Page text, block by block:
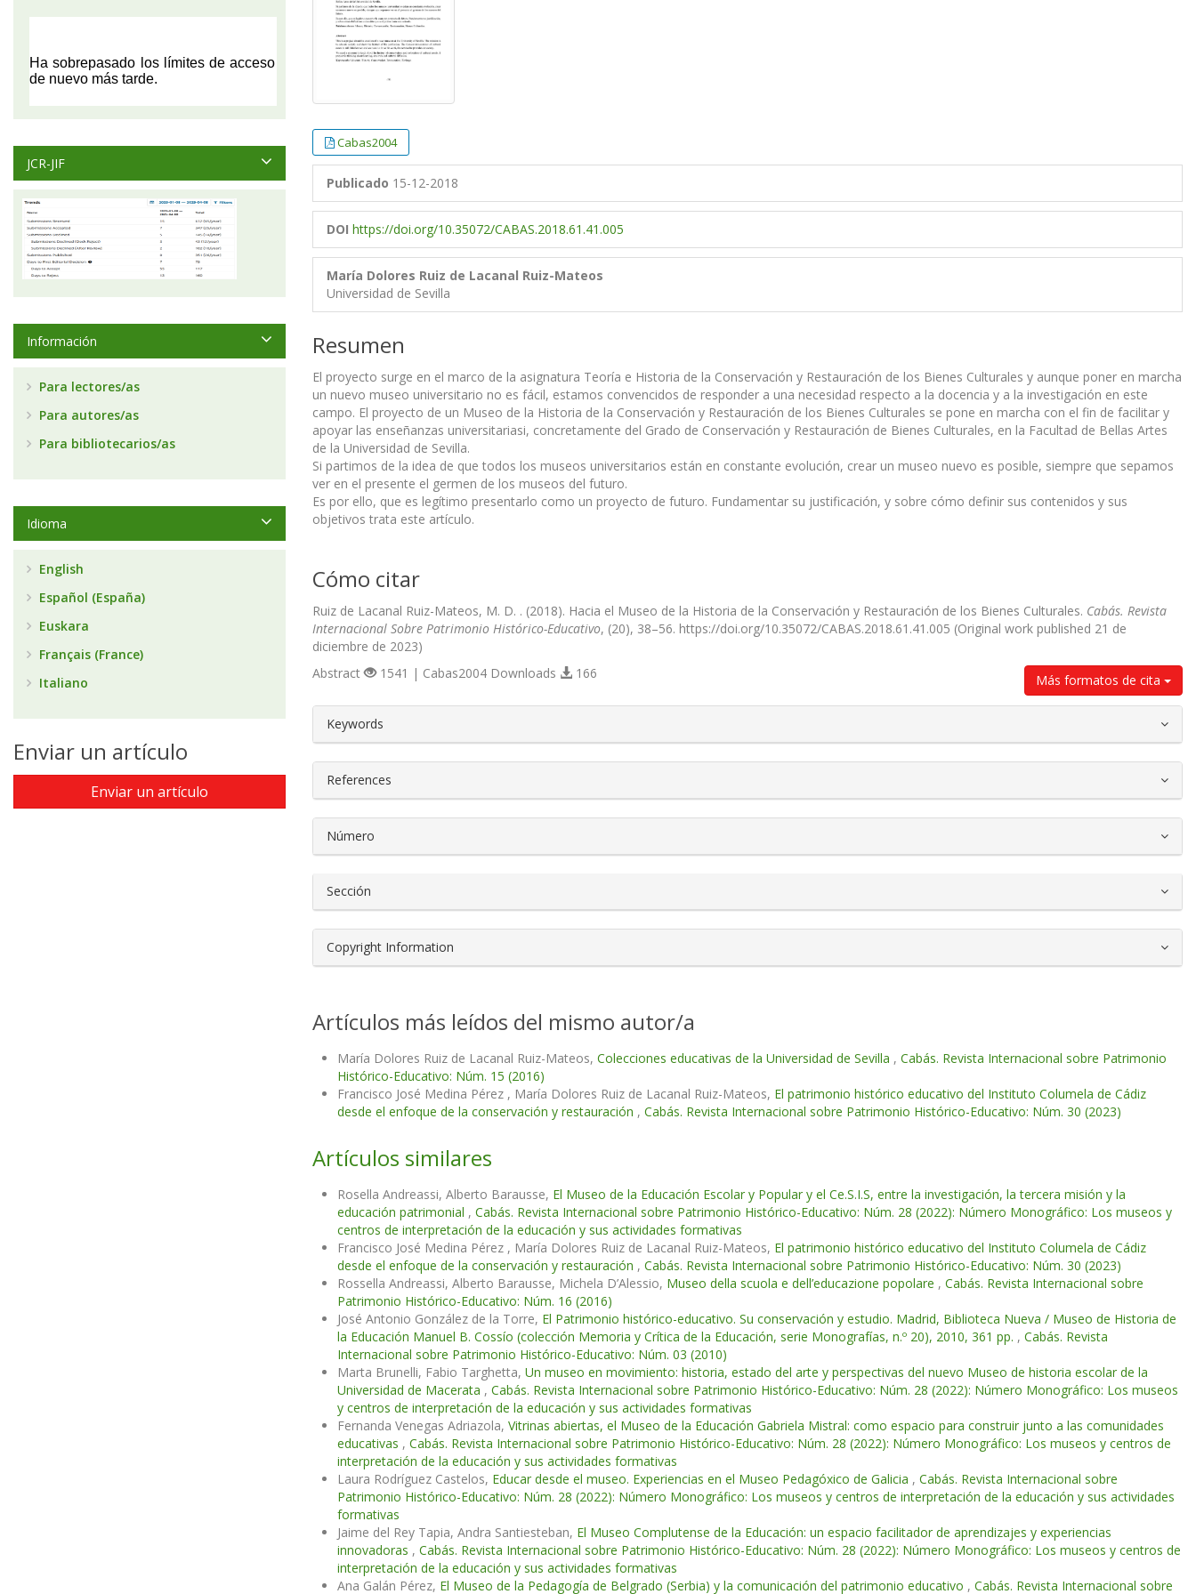
Cabas2004
Publicado 15-12-2018
DOI https://doi.org/10.35072/CABAS.2018.61.41.005
María Dolores Ruiz de Lacanal Ruiz-Mateos
Universidad de Sevilla
Resumen
El proyecto surge en el marco de la asignatura Teoría e Historia de la Conservación y Restauración de los Bienes Culturales y aunque poner en marcha
un nuevo museo universitario no es fácil, estamos convencidos de responder a una necesidad respecto a la docencia y a la investigación en este
campo. El proyecto de un Museo de la Historia de la Conservación y Restauración de los Bienes Culturales se pone en marcha con el fin de facilitar y
apoyar las enseñanzas universitariasi, concretamente del Grado de Conservación y Restauración de Bienes Culturales, en la Facultad de Bellas Artes
de la Universidad de Sevilla.
Si partimos de la idea de que todos los museos universitarios están en constante evolución, crear un museo nuevo es posible, siempre que sepamos
ver en el presente el germen de los museos del futuro.
Es por ello, que es legítimo presentarlo como un proyecto de futuro. Fundamentar su justificación, y sobre cómo definir sus contenidos y sus
objetivos trata este artículo.
Cómo citar
Ruiz de Lacanal Ruiz-Mateos, M. D. . (2018). Hacia el Museo de la Historia de la Conservación y Restauración de los Bienes Culturales. Cabás. Revista
Internacional Sobre Patrimonio Histórico-Educativo, (20), 38–56. https://doi.org/10.35072/CABAS.2018.61.41.005 (Original work published 21 de
diciembre de 2023)
Más formatos de cita
Abstract 1541 | Cabas2004 Downloads 166
##plugins.themes.bootstrap3.article.details##
Keywords
References
Número
Sección
Copyright Information
Artículos más leídos del mismo autor/a
María Dolores Ruiz de Lacanal Ruiz-Mateos, Colecciones educativas de la Universidad de Sevilla , Cabás. Revista Internacional sobre Patrimonio
Histórico-Educativo: Núm. 15 (2016)
Francisco José Medina Pérez , María Dolores Ruiz de Lacanal Ruiz-Mateos, El patrimonio histórico educativo del Instituto Columela de Cádiz
desde el enfoque de la conservación y restauración , Cabás. Revista Internacional sobre Patrimonio Histórico-Educativo: Núm. 30 (2023)
Artículos similares
Rosella Andreassi, Alberto Barausse, El Museo de la Educación Escolar y Popular y el Ce.S.I.S, entre la investigación, la tercera misión y la
educación patrimonial , Cabás. Revista Internacional sobre Patrimonio Histórico-Educativo: Núm. 28 (2022): Número Monográfico: Los museos y
centros de interpretación de la educación y sus actividades formativas
Francisco José Medina Pérez , María Dolores Ruiz de Lacanal Ruiz-Mateos, El patrimonio histórico educativo del Instituto Columela de Cádiz
desde el enfoque de la conservación y restauración , Cabás. Revista Internacional sobre Patrimonio Histórico-Educativo: Núm. 30 (2023)
Rossella Andreassi, Alberto Barausse, Michela D’Alessio, Museo della scuola e dell’educazione popolare , Cabás. Revista Internacional sobre
Patrimonio Histórico-Educativo: Núm. 16 (2016)
José Antonio González de la Torre, El Patrimonio histórico-educativo. Su conservación y estudio. Madrid, Biblioteca Nueva / Museo de Historia de
la Educación Manuel B. Cossío (colección Memoria y Crítica de la Educación, serie Monografías, n.º 20), 2010, 361 pp. , Cabás. Revista
Internacional sobre Patrimonio Histórico-Educativo: Núm. 03 (2010)
Marta Brunelli, Fabio Targhetta, Un museo en movimiento: historia, estado del arte y perspectivas del nuevo Museo de historia escolar de la
Universidad de Macerata , Cabás. Revista Internacional sobre Patrimonio Histórico-Educativo: Núm. 28 (2022): Número Monográfico: Los museos
y centros de interpretación de la educación y sus actividades formativas
Fernanda Venegas Adriazola, Vitrinas abiertas, el Museo de la Educación Gabriela Mistral: como espacio para construir junto a las comunidades
educativas , Cabás. Revista Internacional sobre Patrimonio Histórico-Educativo: Núm. 28 (2022): Número Monográfico: Los museos y centros de
interpretación de la educación y sus actividades formativas
Laura Rodríguez Castelos, Educar desde el museo. Experiencias en el Museo Pedagóxico de Galicia , Cabás. Revista Internacional sobre
Patrimonio Histórico-Educativo: Núm. 28 (2022): Número Monográfico: Los museos y centros de interpretación de la educación y sus actividades
formativas
Jaime del Rey Tapia, Andra Santiesteban, El Museo Complutense de la Educación: un espacio facilitador de aprendizajes y experiencias
innovadoras , Cabás. Revista Internacional sobre Patrimonio Histórico-Educativo: Núm. 28 (2022): Número Monográfico: Los museos y centros de
interpretación de la educación y sus actividades formativas
Ana Galán Pérez, El Museo de la Pedagogía de Belgrado (Serbia) y la comunicación del patrimonio educativo , Cabás. Revista Internacional sobre
JCR-JIF
Información
Para lectores/as
Para autores/as
Para bibliotecarios/as
Idioma
English
Español (España)
Euskara
Français (France)
Italiano
Enviar un artículo
Enviar un artículo